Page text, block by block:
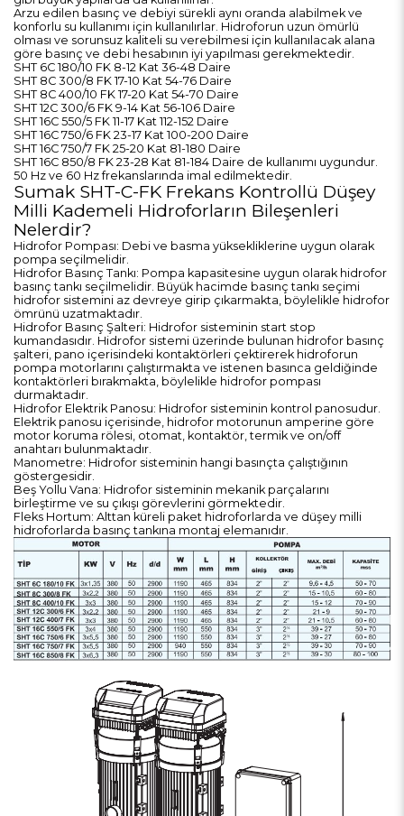
Arzu edilen basınç ve debiyi sürekli aynı oranda alabilmek ve
konforlu su kullanımı için kullanılırlar. Hidroforun uzun ömürlü
olması ve sorunsuz kaliteli su verebilmesi için kullanılacak alana
göre basınç ve debi hesabının iyi yapılması gerekmektedir.
SHT 6C 180/10 FK 8-12 Kat 36-48 Daire
SHT 8C 300/8 FK 17-10 Kat 54-76 Daire
SHT 8C 400/10 FK 17-20 Kat 54-70 Daire
SHT 12C 300/6 FK 9-14 Kat 56-106 Daire
SHT 16C 550/5 FK 11-17 Kat 112-152 Daire
SHT 16C 750/6 FK 23-17 Kat 100-200 Daire
SHT 16C 750/7 FK 25-20 Kat 81-180 Daire
SHT 16C 850/8 FK 23-28 Kat 81-184 Daire de kullanımı uygundur.
50 Hz ve 60 Hz frekanslarında imal edilmektedir.
Sumak SHT-C-FK Frekans Kontrollü Düşey
Milli Kademeli Hidroforların Bileşenleri
Nelerdir?
Hidrofor Pompası: Debi ve basma yüksekliklerine uygun olarak
pompa seçilmelidir.
Hidrofor Basınç Tankı: Pompa kapasitesine uygun olarak hidrofor
basınç tankı seçilmelidir. Büyük hacimde basınç tankı seçimi
hidrofor sistemini az devreye girip çıkarmakta, böylelikle hidrofor
ömrünü uzatmaktadır.
Hidrofor Basınç Şalteri: Hidrofor sisteminin start stop
kumandasıdır. Hidrofor sistemi üzerinde bulunan hidrofor basınç
şalteri, pano içerisindeki kontaktörleri çektirerek hidroforun
pompa motorlarını çalıştırmakta ve istenen basınca geldiğinde
kontaktörleri bırakmakta, böylelikle hidrofor pompası
durmaktadır.
Hidrofor Elektrik Panosu: Hidrofor sisteminin kontrol panosudur.
Elektrik panosu içerisinde, hidrofor motorunun amperine göre
motor koruma rölesi, otomat, kontaktör, termik ve on/off
anahtarı bulunmaktadır.
Manometre: Hidrofor sisteminin hangi basınçta çalıştığının
göstergesidir.
Beş Yollu Vana: Hidrofor sisteminin mekanik parçalarını
birleştirme ve su çıkışı görevlerini görmektedir.
Fleks Hortum: Alttan küreli paket hidroforlarda ve düşey milli
hidroforlarda basınç tankına montaj elemanıdır.